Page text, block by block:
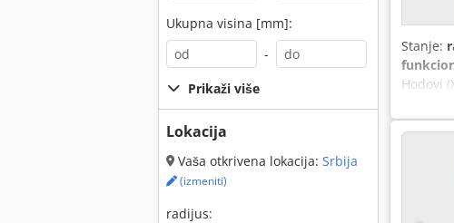
Ukupna visina [mm]:
-
Prikaži više
Lokacija
Vaša otkrivena lokacija: Srbija
(izmeniti)
radijus:
Stanje:
Hodovi
visini
Obuka